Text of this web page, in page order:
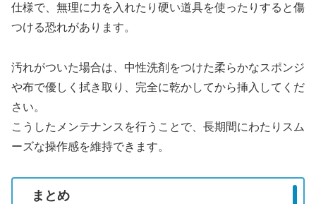
仕様で、無理に力を入れたり硬い道具を使ったりすると傷
つける恐れがあります。
汚れがついた場合は、中性洗剤をつけた柔らかなスポンジ
や布で優しく拭き取り、完全に乾かしてから挿入してくだ
さい。
こうしたメンテナンスを行うことで、長期間にわたりスム
ーズな操作感を維持できます。
まとめ